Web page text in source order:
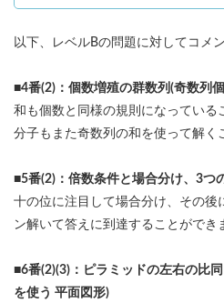
以下、レベルBの問題に対してコメ
■4番(2)：個数増殖の群数列(奇数列
和も個数と同様の規則になっている
分子もまた奇数列の和を使って解く
■5番(2)：倍数条件と場合分け、3つ
十の位に注目して場合分け、その後
ン解いて答えに到達することができ
■6番(2)(3)：ピラミッドの左右の比
を使う 平面図形)